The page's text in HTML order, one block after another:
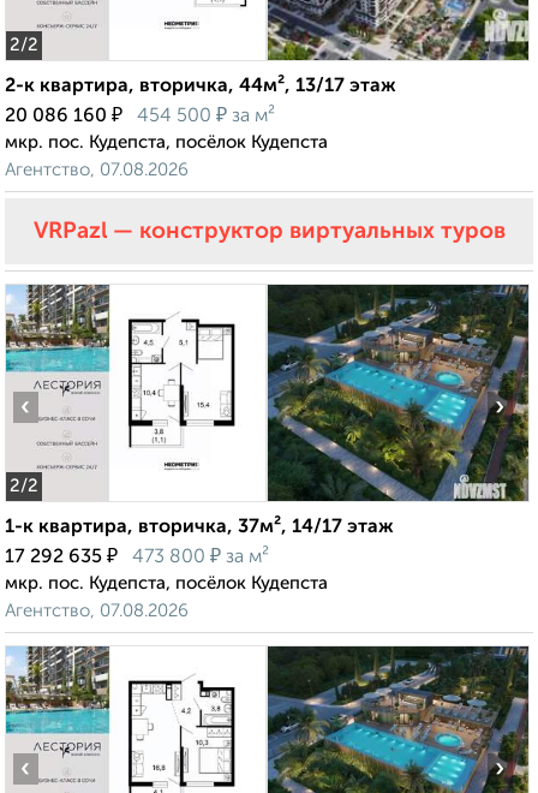
2/2
2-к квартира, вторичка, 44м², 13/17 этаж
20 086 160 ₽ 454 500 ₽ за м²
мкр. пос. Кудепста, посёлок Кудепста
Агентство, 07.08.2026
VRPazl — конструктор виртуальных туров
2/2
‹ ›
1-к квартира, вторичка, 37м², 14/17 этаж
17 292 635 ₽ 473 800 ₽ за м²
мкр. пос. Кудепста, посёлок Кудепста
Агентство, 07.08.2026
‹ ›